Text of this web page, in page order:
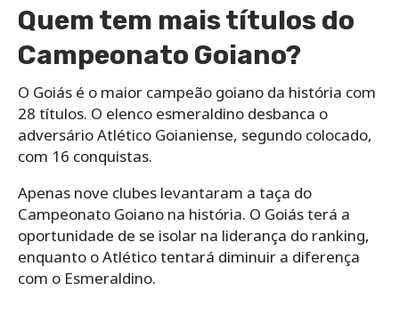
Quem tem mais títulos do
Campeonato Goiano?
O Goiás é o maior campeão goiano da história com
28 títulos. O elenco esmeraldino desbanca o
adversário Atlético Goianiense, segundo colocado,
com 16 conquistas.
Apenas nove clubes levantaram a taça do
Campeonato Goiano na história. O Goiás terá a
oportunidade de se isolar na liderança do ranking,
enquanto o Atlético tentará diminuir a diferença
com o Esmeraldino.